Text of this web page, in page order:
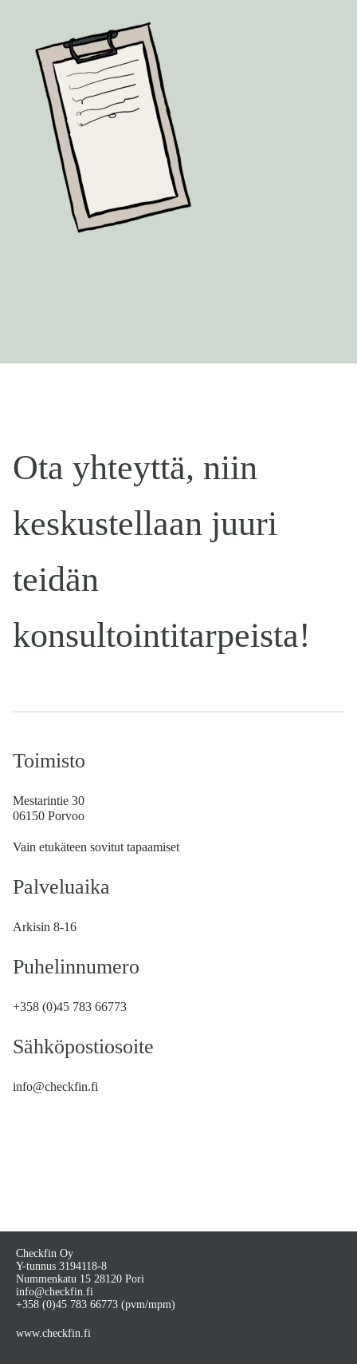
Ota yhteyttä, niin
keskustellaan juuri
teidän
konsultointitarpeista!
Toimisto
Mestarintie 30
06150 Porvoo
Vain etukäteen sovitut tapaamiset
Palveluaika
Arkisin 8-16
Puhelinnumero
+358 (0)45 783 66773
Sähköpostiosoite
info@checkfin.fi
Checkfin Oy
Y-tunnus 3194118-8
Nummenkatu 15 28120 Pori
info@checkfin.fi
+358 (0)45 783 66773 (pvm/mpm)
www.checkfin.fi